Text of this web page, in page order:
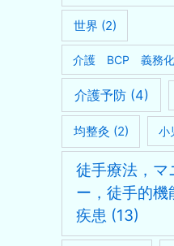
世界 (2)
介護 BCP 義務
介護予防(4)
均整灸 (2) 小
徒手療法，マ
ー，徒手的機
疾患 (13)